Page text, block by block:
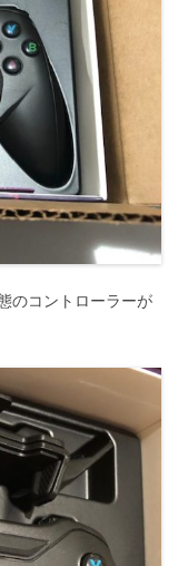
のコントローラーが